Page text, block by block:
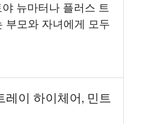
뉴마터나 플러스 트
부모와 자녀에게 모두
레이 하이체어, 민트